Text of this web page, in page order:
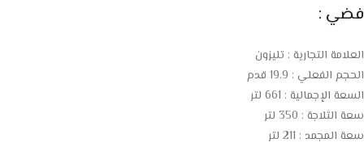
فضي :
العلامة التجارية : تليزون
الحجم الفعلي : 19.9 قدم
السعة الإجمالية : 661 لتر
سعة الثلاجة : 350 لتر
سعة المجمد : 211 لتر